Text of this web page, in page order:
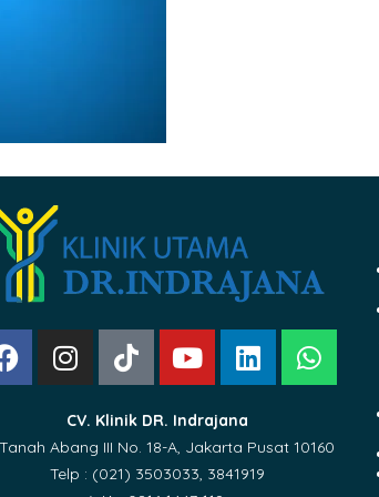
CV. Klinik DR. Indrajana
Abang III No. 18-A, Jakarta Pusat 10160
Telp : (021) 3503033, 3841919